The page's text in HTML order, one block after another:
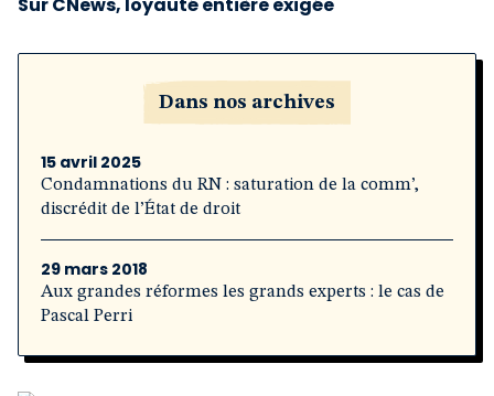
Dans nos archives
15 avril 2025
Condamnations du RN : saturation de la comm’,
discrédit de l’État de droit
29 mars 2018
Aux grandes réformes les grands experts : le cas de
Pascal Perri